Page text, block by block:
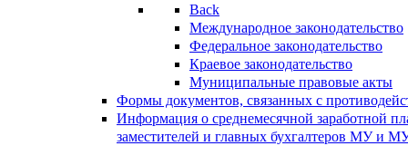
Back
Международное законодательство
Федеральное законодательство
Краевое законодательство
Муниципальные правовые акты
Формы документов, связанных с
Информация о среднемесячной заработной
заместителей и главных бухгалтеров МУ и